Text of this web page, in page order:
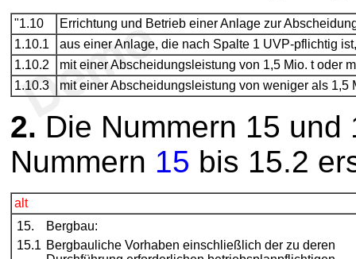
"1.10
Errichtung und Betrieb einer Anlage zur
1.10.1
aus einer Anlage, die nach Spalte 1 UVP-pflichtig ist,
1.10.2
mit einer Abscheidungsleistung von 1,5 Mio. t oder
1.10.3
mit einer Abscheidungsleistung von weniger als 1,5
2. Die Nummern 15
Nummern 15 bis 15.2
alt
15.
Bergbau:
15.1 Bergbauliche Vorhaben einschließlich der zu deren